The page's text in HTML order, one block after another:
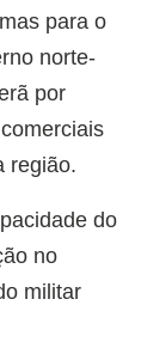
para o
norte-
por
região.
do
no
militar